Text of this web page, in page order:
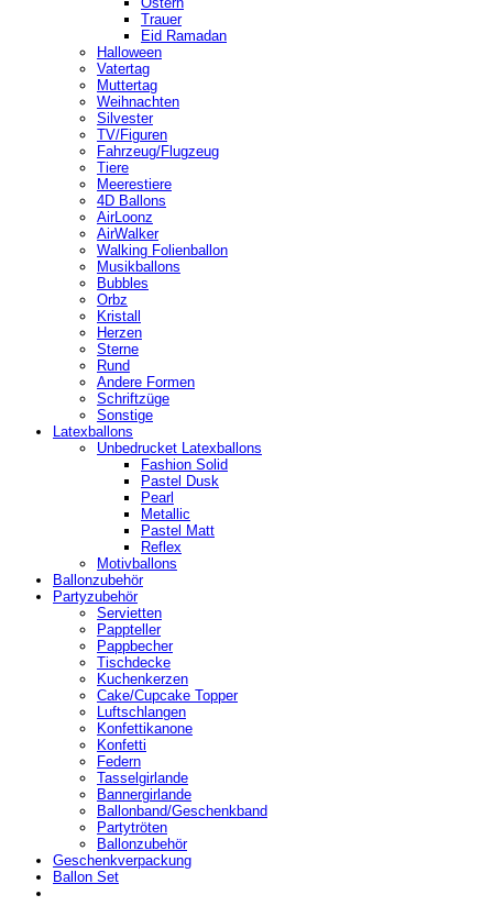
Trauer
Eid Ramadan
Halloween
Vatertag
Muttertag
Weihnachten
Silvester
TV/Figuren
Fahrzeug/Flugzeug
Tiere
Meerestiere
4D Ballons
AirLoonz
AirWalker
Walking Folienballon
Musikballons
Bubbles
Orbz
Kristall
Herzen
Sterne
Rund
Andere Formen
Schriftzüge
Sonstige
Latexballons
Unbedrucket Latexballons
Fashion Solid
Pastel Dusk
Pearl
Metallic
Pastel Matt
Reflex
Motivballons
Ballonzubehör
Partyzubehör
Servietten
Pappteller
Pappbecher
Tischdecke
Kuchenkerzen
Cake/Cupcake Topper
Luftschlangen
Konfettikanone
Konfetti
Federn
Tasselgirlande
Bannergirlande
Ballonband/Geschenkband
Partytröten
Ballonzubehör
Geschenkverpackung
Ballon Set